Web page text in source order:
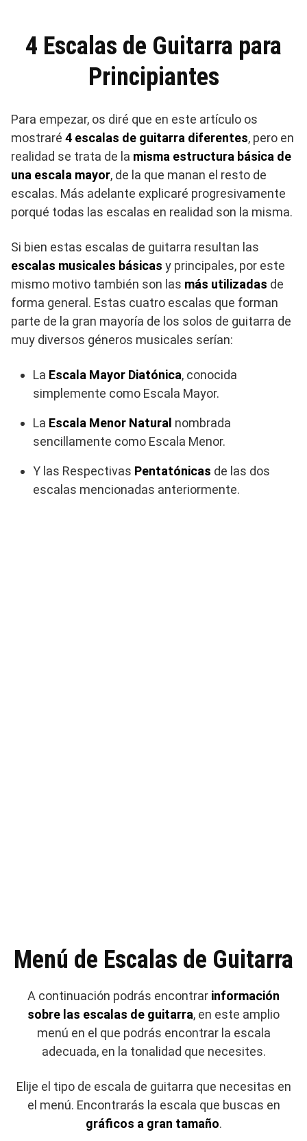
4 Escalas de Guitarra para
Principiantes
Para empezar, os diré que en este artículo os
mostraré 4 escalas de guitarra diferentes, pero en
realidad se trata de la misma estructura básica de
una escala mayor, de la que manan el resto de
escalas. Más adelante explicaré progresivamente
porqué todas las escalas en realidad son la misma.
Si bien estas escalas de guitarra resultan las
escalas musicales básicas y principales, por este
mismo motivo también son las más utilizadas de
forma general. Estas cuatro escalas que forman
parte de la gran mayoría de los solos de guitarra de
muy diversos géneros musicales serían:
La Escala Mayor Diatónica, conocida
simplemente como Escala Mayor.
La Escala Menor Natural nombrada
sencillamente como Escala Menor.
Y las Respectivas Pentatónicas de las dos
escalas mencionadas anteriormente.
Menú de Escalas de Guitarra
A continuación podrás encontrar información
sobre las escalas de guitarra, en este amplio
menú en el que podrás encontrar la escala
adecuada, en la tonalidad que necesites.
Elije el tipo de escala de guitarra que necesitas en
el menú. Encontrarás la escala que buscas en
gráficos a gran tamaño.